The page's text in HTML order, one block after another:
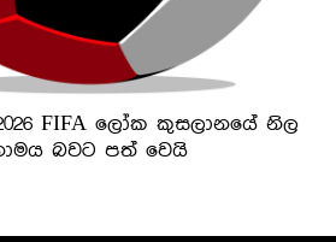
FIFA ලෝක කුසලානයේ නිල
බවට පත් වෙයි